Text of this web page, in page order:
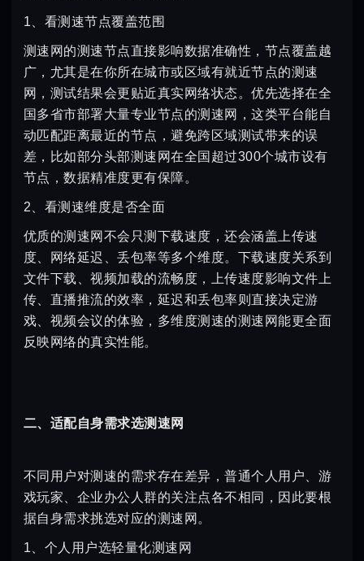
1、看测速节点覆盖范围
测速网的测速节点直接影响数据准确性，节点覆盖越
广，尤其是在你所在城市或区域有就近节点的测速
网，测试结果会更贴近真实网络状态。优先选择在全
国多省市部署大量专业节点的测速网，这类平台能自
动匹配距离最近的节点，避免跨区域测试带来的误
差，比如部分头部测速网在全国超过300个城市设有
节点，数据精准度更有保障。
2、看测速维度是否全面
优质的测速网不会只测下载速度，还会涵盖上传速
度、网络延迟、丢包率等多个维度。下载速度关系到
文件下载、视频加载的流畅度，上传速度影响文件上
传、直播推流的效率，延迟和丢包率则直接决定游
戏、视频会议的体验，多维度测速的测速网能更全面
反映网络的真实性能。
二、适配自身需求选测速网
不同用户对测速的需求存在差异，普通个人用户、游
戏玩家、企业办公人群的关注点各不相同，因此要根
据自身需求挑选对应的测速网。
1、个人用户选轻量化测速网